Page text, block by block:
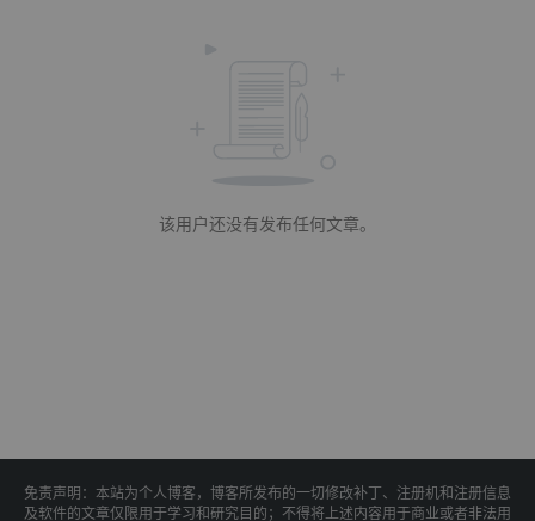
该用户还没有发布任何文章。
免责声明：本站为个人博客，博客所发布的一切修改补丁、注册机和注册信息
及软件的文章仅限用于学习和研究目的；不得将上述内容用于商业或者非法用